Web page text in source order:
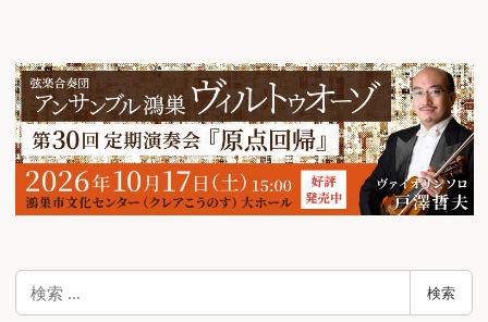
ゲ
ー
シ
ョ
ン
検
索
検索